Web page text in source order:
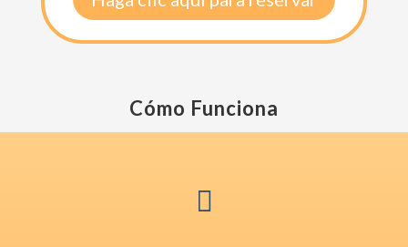
Cómo Funciona
